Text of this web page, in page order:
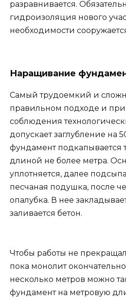
разравнивается.
гидроизоляция нового
необходимости
Наращивание
Самый трудоемкий и
правильном подходе и при
соблюдения
допускает заглубление на
фундамент подкапывается
длиной не более метра.
уплотняется, далее
песчаная подушка, после
опалубка. В нее
заливается бетон.
Чтобы работы не
пока монолит
несколько метров можно
фундамент на метровую